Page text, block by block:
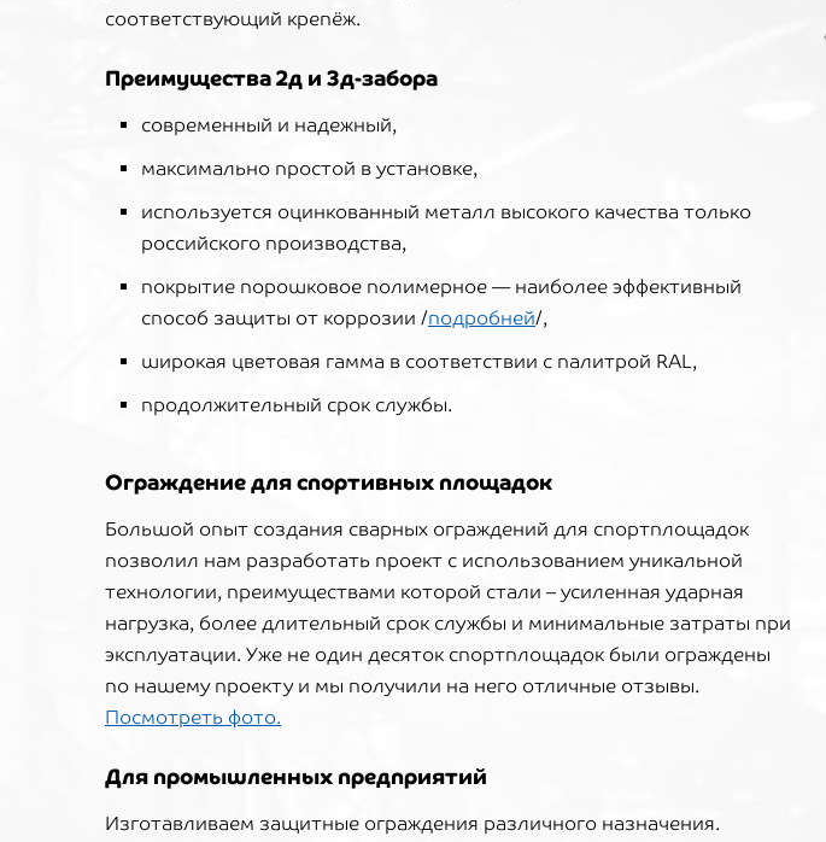
соответствующий крепёж.
Преимущества 2д и 3д-забора
современный и надежный,
максимально простой в установке,
используется оцинкованный металл высокого качества только
российского производства,
покрытие порошковое полимерное — наиболее эффективный
способ защиты от коррозии /подробней/,
широкая цветовая гамма в соответствии с палитрой RAL,
продолжительный срок службы.
Ограждение для спортивных площадок
Большой опыт создания сварных ограждений для спортплощадок
позволил нам разработать проект с использованием уникальной
технологии, преимуществами которой стали – усиленная ударная
нагрузка, более длительный срок службы и минимальные затраты при
эксплуатации. Уже не один десяток спортплощадок были ограждены
по нашему проекту и мы получили на него отличные отзывы.
Посмотреть фото.
Для промышленных предприятий
Изготавливаем защитные ограждения различного назначения.